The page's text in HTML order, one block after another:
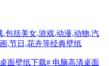
包括美女,游戏,动漫,动物,汽
,节日,花卉等经典壁纸
面壁纸下载# 电脑高清桌面